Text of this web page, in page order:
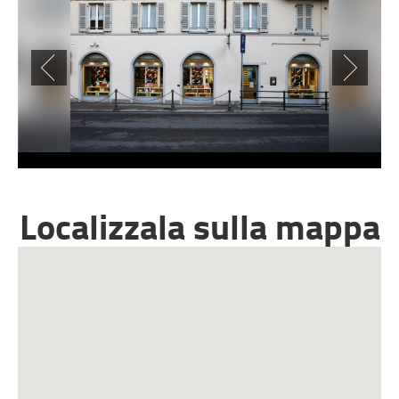
Localizzala sulla mappa